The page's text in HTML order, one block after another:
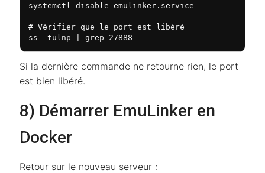
systemctl disable emulinker.service
# Vérifier que le port est libéré
ss -tulnp | grep 27888
Si la dernière commande ne retourne rien, le port
est bien libéré.
8) Démarrer EmuLinker en
Docker
Retour sur le nouveau serveur :